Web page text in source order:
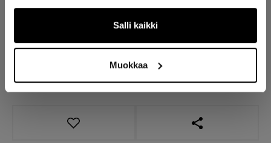
Salli kaikki
Muokkaa
LISÄÄ OSTOSKORIIN
AVAA